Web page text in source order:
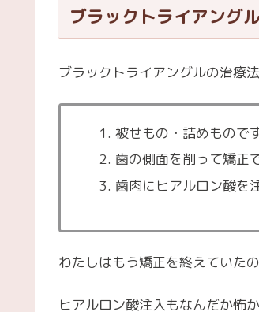
ブラックトライアング
ブラックトライアングルの治療
被せもの・詰めもので
歯の側面を削って矯正
歯肉にヒアルロン酸を
わたしはもう矯正を終えていた
ヒアルロン酸注入もなんだか怖